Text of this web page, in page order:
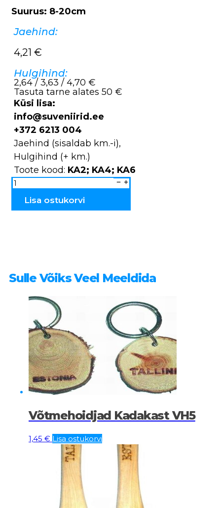
Suurus: 8-20cm
Jaehind:
4,21 €
Hulgihind:
2,64 / 3,63 / 4,70 €
Tasuta tarne alates 50 €
Küsi lisa:
info@suveniirid.ee
+372 6213 004
Jaehind (sisaldab km.-i),
Hulgihind (+ km.)
Toote kood: KA2; KA4; KA6
Kuumaalused
kadakast
Vahtralehed
kogus
Lisa ostukorvi
Sulle Võiks Veel Meeldida
Võtmehoidjad Kadakast VH5
1,45 € Lisa ostukorvi